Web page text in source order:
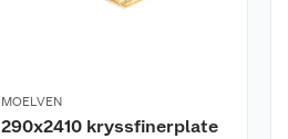
MOELVEN
290x2410 kryssfinerplate